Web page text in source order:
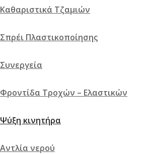
Καθαριστικά Τζαμιών
Σπρέι Πλαστικοποίησης
Συνεργεία
Φροντίδα Τροχών – Ελαστικών
Ψύξη κινητήρα
Αντλία νερού
Click outside to hide the comparison bar
Σύγκριση